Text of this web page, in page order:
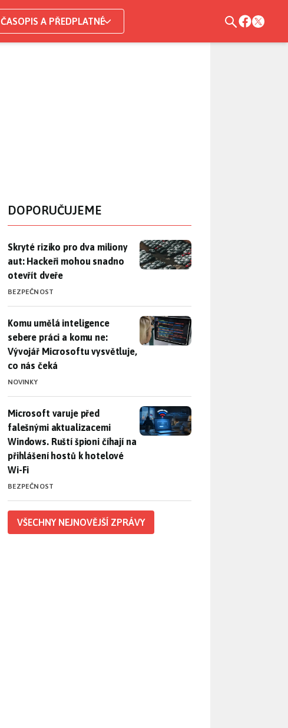
ČASOPIS A PŘEDPLATNÉ
DOPORUČUJEME
Skryté riziko pro dva miliony aut: Hackeři mohou snadno otevřít
Skryté riziko pro dva miliony
aut: Hackeři mohou snadno
otevřít dveře
BEZPEČNOST
Komu umělá inteligence sebere práci a komu ne: Vývojář
Komu umělá inteligence
sebere práci a komu ne:
Vývojář Microsoftu vysvětluje,
co nás čeká
NOVINKY
Microsoft varuje před falešnými aktualizacemi Windows. Ruští
Microsoft varuje před
falešnými aktualizacemi
Windows. Ruští špioni číhají na
přihlášení hostů k hotelové
Wi-Fi
BEZPEČNOST
VŠECHNY NEJNOVĚJŠÍ ZPRÁVY